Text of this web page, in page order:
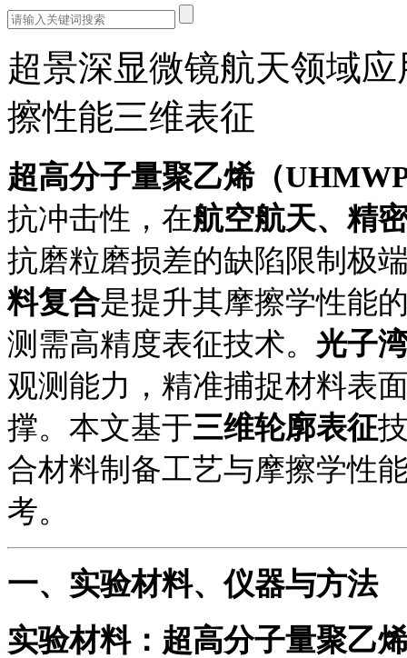
超景深显微镜航天领域
擦性能三维表征
超高分子量聚乙烯（
抗冲击性，在航空航天、精
抗磨粒磨损差的缺陷限制极
料复合是提升其摩擦学性能
测需高精度表征技术。 光子
观测能力，精准捕捉材料表
撑。本文基于三维轮廓表征
合材料制备工艺与摩擦学性
考。
一、实验材料、仪器与方法
实验材料：超高分子量聚乙